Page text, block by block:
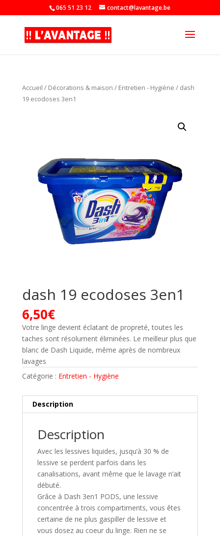
065 51 23 12 contact@lavantage.be
Accueil / Décorations & maison / Entretien - Hygiène / dash
19 ecodoses 3en1
dash 19 ecodoses 3en1
6,50€
Votre linge devient éclatant de propreté, toutes les
taches sont résolument éliminées. Le meilleur plus que
blanc de Dash Liquide, même après de nombreux
lavages
Catégorie : Entretien - Hygiène
Description
Description
Avec les lessives liquides, jusqu’à 30 % de
lessive se perdent parfois dans les
canalisations, avant même que le lavage n’ait
débuté.
Grâce à Dash 3en1 PODS, une lessive
concentrée à trois compartiments, vous êtes
certaine de ne plus gaspiller de lessive et
vous dosez au coeur du linge. Rien ne se